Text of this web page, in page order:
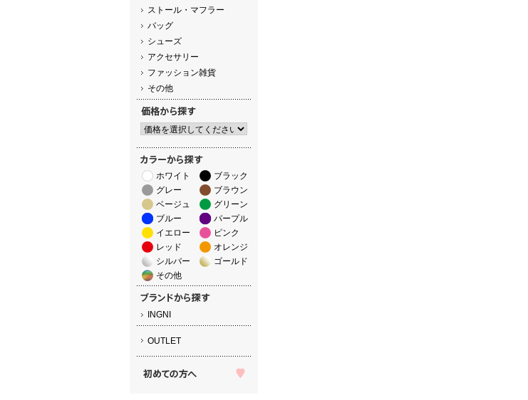
ストール・マフラー
バッグ
シューズ
アクセサリー
ファッション雑貨
その他
ホワイト
ブラック
グレー
ブラウン
ベージュ
グリーン
ブルー
パープル
イエロー
ピンク
レッド
オレンジ
シルバー
ゴールド
その他
INGNI
OUTLET